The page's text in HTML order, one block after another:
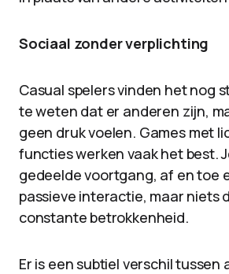
Sociaal zonder verplichting
Casual spelers vinden het nog
te weten dat er anderen zijn,
geen druk voelen. Games met
functies werken vaak het best.
gedeelde voortgang, af en toe
passieve interactie, maar niets
constante betrokkenheid.
Er is een subtiel verschil tussen